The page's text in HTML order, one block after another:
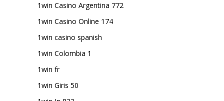
1win Casino Argentina 772
1win Casino Online 174
1win casino spanish
1win Colombia 1
1win fr
1win Giris 50